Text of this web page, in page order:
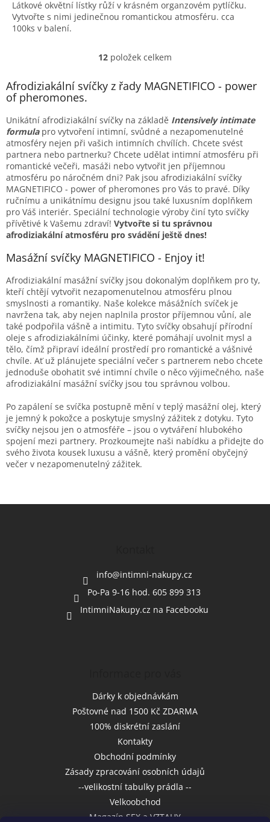
Látkové okvětní lístky růží v krásném organzovém pytlíčku.
Vytvořte s nimi jedinečnou romantickou atmosféru. cca
100ks v balení.
O
l
á
a
c
í
p
r
v
k
y
v
ý
p
s
12 položek celkem
Afrodiziakální svíčky z řady MAGNETIFICO - power
of pheromones.
Unikátní afrodiziakální svíčky na základě Intensively intimate
formulapro vytvoření intimní, svůdné a nezapomenutelné
atmosféry nejen při vašich intimních chvílích. Chcete svést
partnera nebo partnerku? Chcete udělat intimní atmosféru při
romantické večeři, masáži nebo vytvořit jen příjemnou
atmosféru po náročném dni? Pak jsou afrodiziakální svíčky
MAGNETIFICO - power of pheromones pro Vás to pravé. Díky
ručnímu a unikátnímu designu jsou také luxusním doplňkem
pro Váš interiér. Speciální technologie výroby činí tyto svíčky
přívětivé k Vašemu zdraví! Vytvořte si tu správnou
afrodiziakální atmosféru pro svádění ještě dnes!
Masážní svíčky MAGNETIFICO - Enjoy it!
Afrodiziakální masážní svíčky jsou dokonalým doplňkem pro ty,
kteří chtějí vytvořit nezapomenutelnou atmosféru plnou
smyslnosti a romantiky. Naše kolekce másážních svíček je
navržena tak, aby nejen naplnila prostor příjemnou vůní, ale
také podpořila vášně a intimitu. Tyto svíčky obsahují přírodní
oleje s afrodiziakálními účinky, které pomáhají uvolnit mysl a
tělo, čímž připraví ideální prostředí pro romantické a vášnivé
chvíle. Ať už plánujete speciální večer s partnerem nebo chcete
jednoduše obohatit své intimní chvíle o něco výjimečného, naše
afrodiziakální masážní svíčky jsou tou správnou volbou.
Po zapálení se svíčka postupně mění v teplý masážní olej, který
je jemný k pokožce a poskytuje smyslný zážitek z dotyku. Tyto
svíčky nejsou jen o atmosféře – jsou o vytváření hlubokého
spojení mezi partnery. Prozkoumejte naši nabídku a přidejte do
svého života kousek luxusu a vášně, který promění obyčejný
večer v nezapomenutelný zážitek.
Z
info@intimni-nakupy.cz
Po-Pa 9-16 hod. 605 899 313
IntimniNakupy.cz na Facebooku
Dárky k objednávkám
Poštovné nad 1500 Kč ZDARMA
100% diskrétní zaslání
Kontakty
Obchodní podmínky
Zásady zpracování osobních údajů
--velikostní tabulky prádla --
Velkoobchod
Magazín SEX a VZTAHY